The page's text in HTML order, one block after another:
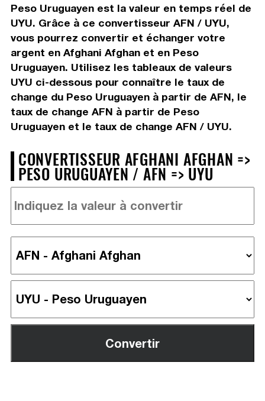
Peso Uruguayen est la valeur en temps réel de
UYU. Grâce à ce convertisseur AFN / UYU,
vous pourrez convertir et échanger votre
argent en Afghani Afghan et en Peso
Uruguayen. Utilisez les tableaux de valeurs
UYU ci-dessous pour connaître le taux de
change du Peso Uruguayen à partir de AFN, le
taux de change AFN à partir de Peso
Uruguayen et le taux de change AFN / UYU.
CONVERTISSEUR AFGHANI AFGHAN =>
PESO URUGUAYEN / AFN => UYU